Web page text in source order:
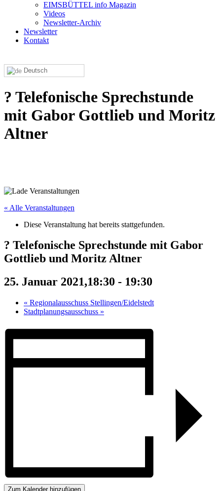
EIMSBÜTTEL info Magazin
Videos
Newsletter-Archiv
Newsletter
Kontakt
Deutsch
? Telefonische Sprechstunde
mit Gabor Gottlieb und Moritz
Altner
« Alle Veranstaltungen
Diese Veranstaltung hat bereits stattgefunden.
? Telefonische Sprechstunde mit Gabor
Gottlieb und Moritz Altner
25. Januar 2021,18:30 - 19:30
« Regionalausschuss Stellingen/Eidelstedt
Stadtplanungsausschuss »
Zum Kalender hinzufügen